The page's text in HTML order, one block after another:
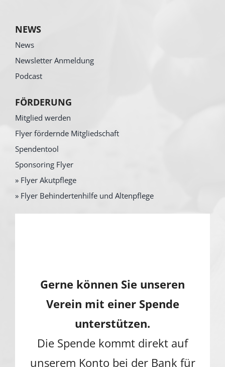
NEWS
News
Newsletter Anmeldung
Podcast
FÖRDERUNG
Mitglied werden
Flyer fördernde Mitgliedschaft
Spendentool
Sponsoring Flyer
» Flyer Akutpflege
» Flyer Behindertenhilfe und Altenpflege
Gerne können Sie unseren
Verein mit einer Spende
unterstützen.
Die Spende kommt direkt auf
unserem Konto bei der Bank für